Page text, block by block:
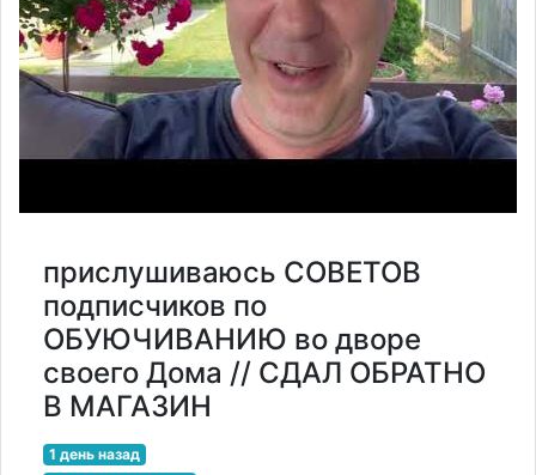
прислушиваюсь СОВЕТОВ
подписчиков по
ОБУЮЧИВАНИЮ во дворе
своего Дома // СДАЛ ОБРАТНО
В МАГАЗИН
1 день назад